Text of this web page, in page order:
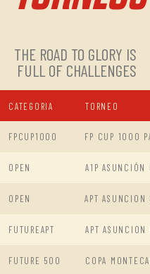
THE ROAD TO GLORY IS
FULL OF CHALLENGES
CATEGORIA TORNEO
FPCUP1000 FP CUP 1000
OPEN A1P ASUNCIÓN
OPEN APT ASUNCION
FUTUREAPT APT ASUNCION
FUTURE 500 COPA